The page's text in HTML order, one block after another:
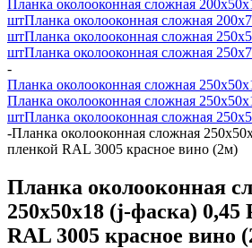
Планка околооконная сложная
штПланка околооконная сложная
штПланка околооконная сложная
штПланка околооконная сложная
-
Планка околооконная сложная
Планка околооконная сложная
штПланка околооконная сложная
-Планка околооконная сложная
пленкой RAL 3005 красное вино (2м)
Планка околооконная
250х50х18 (j-фаска) 0,45
RAL 3005 красное вино